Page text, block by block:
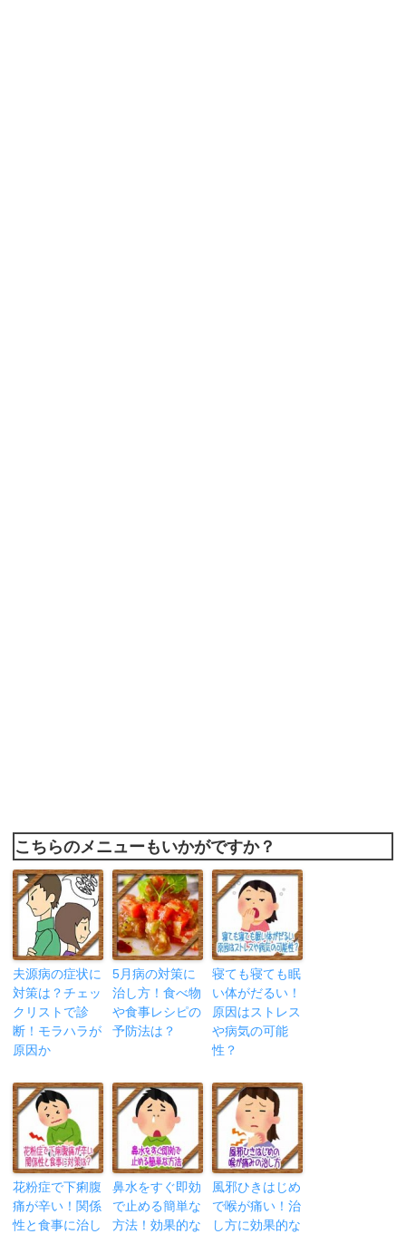
こちらのメニューもいかがですか？
夫源病の症状に
対策は？チェッ
クリストで診
断！モラハラが
原因か
5月病の対策に
治し方！食べ物
や食事レシピの
予防法は？
寝ても寝ても眠
い体がだるい！
原因はストレス
や病気の可能
性？
花粉症で下痢腹
痛が辛い！関係
性と食事に治し
鼻水をすぐ即効
で止める簡単な
方法！効果的な
風邪ひきはじめ
で喉が痛い！治
し方に効果的な